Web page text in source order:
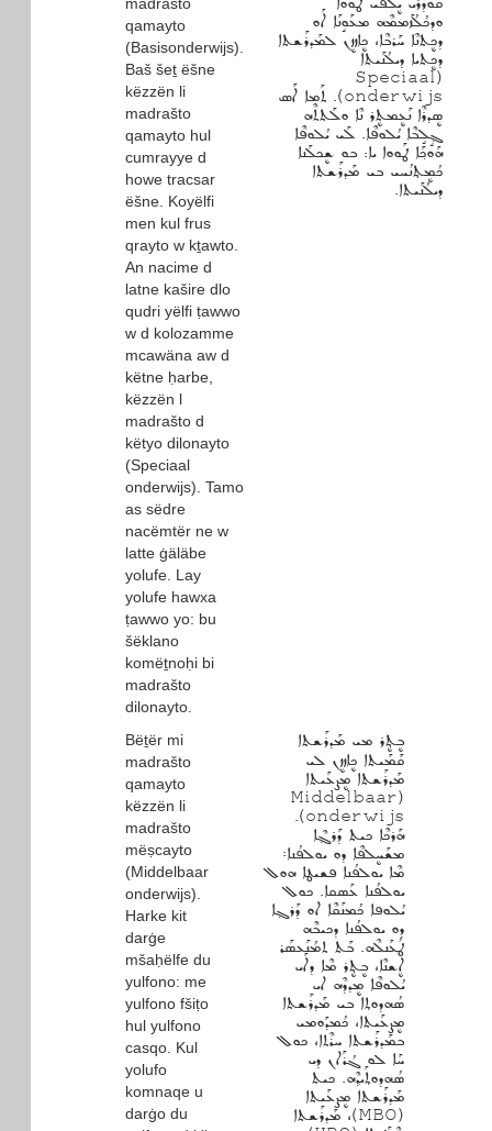
madrašto
qamayto
(Basisonderwijs).
Baš šeṯ ëšne
këzzën li
madrašto
qamayto hul
cumrayye d
howe tracsar
ëšne. Koyëlfi
men kul frus
qrayto w kṯawto.
An nacime d
latne kašire dlo
qudri yëlfi ṭawwo
w d kolozamme
mcawäna aw d
këtne ḥarbe,
këzzën l
madrašto d
këtyo dilonayto
(Speciaal
onderwijs). Tamo
as sëdre
nacëmtër ne w
latte ġäläbe
yolufe. Lay
yolufe hawxa
ṭawwo yo: bu
šëklano
komëṯnoḥi bi
madrašto
dilonayto.
ܘܕܟܳܠܳܙܰܡܡܶܗ ܡܥܰܘܱܢܰܐ ܐܰܘ
ܕܟܷܬܢܶܐ ܚܰܪܒܶܐ، ܟܷܐܙܙܷܢ ܠܡܰܕܪܰܫܬܐ
ܕܟܷܬܝܐ ܕܝܠܳܢܰܝܬܐ
(Speciaal
onderwijs). ܬܰܡܐ ܐܰܣ
ܣܷܕܪܶܐ ܢܰܥܷܡܬܷܪ ܢܶܐ ܘܠܰܬܬܶܗ
ܓ݂ܱܠܱܒܶܐ ܝܳܠܘܦܶܐ. ܠܰܝ ܝܳܠܘܦܶܐ
ܗܰܘܟ݂ܰܐ ܛܰܘܘܐ ܝܐ: ܒܘ ܫܷܟܠܰܢܐ
ܟܳܡܷܬ݂ܢܳܚܝ ܒܝ ܡܰܕܪܰܫܬܐ
ܕܝܠܳܢܰܝܬܐ.
Bëṯër mi
madrašto
qamayto
këzzën li
madrašto
mëṣcayto
(Middelbaar
onderwijs).
Harke kit
darġe
mšaḥëlfe du
yulfono: me
yulfono fšiṭo
hul yulfono
casqo. Kul
yolufo
komnaqe u
darġo du
ܒܷܬ݂ܷܪ ܡܝ ܡܰܕܪܰܫܬܐ
ܩܰܡܰܝܬܐ ܟܷܐܙܙܷܢ ܠܝ
ܡܰܕܪܰܫܬܐ ܡܷܨܥܰܝܬܐ
(Middelbaar
onderwijs).
ܗܰܪܟܶܐ ܟܝܬ ܕܰܪܓ݂ܶܐ
ܡܫܰܚܷܠܦܶܐ ܕܘ ܝܘܠܦܳܢܐ܃
ܡܶܐ ܝܘܠܦܳܢܐ ܦܫܝܛܐ ܗܘܠ
ܝܘܠܦܳܢܐ ܥܰܣܩܐ. ܟܘܠ
ܝܳܠܘܦܐ ܟܳܡܢܰܩܶܐ ܐܘ ܕܰܪܓ݂ܐ
ܕܘ ܝܘܠܦܳܢܐ ܕܟܝܒܶܗ
ܛܳܥܰܢܠܶܗ. ܒܰܬ ܬܡܳܢܰܥܣܰܪ
ܐܷܫܢܶܐ، ܒܷܬ݂ܷܪ ܡܶܐ ܕܐܰܝ
ܝܳܠܘܦܶܐ ܡܷܕܕܶܗ ܐܝ
ܣܳܗܕܘܬ݂ܐ ܒܝ ܡܰܕܪܰܫܬܐ
ܡܷܨܥܰܝܬܐ، ܟܳܡܕܰܘܡܝ
ܒܡܰܕܪܰܫܬܐ ܚܪܶܬܐ، ܟܘܠ
ܚܰܐ ܠܘ ܓܳܪܰܐܢ ܕܝ
ܣܳܗܕܘܬ݂ܰܝܕ݂ܶܗ. ܟܝܬ
ܡܰܕܪܰܫܬܐ ܡܷܨܥܰܝܬܐ
(MBO)، ܡܰܕܪܰܫܬܐ